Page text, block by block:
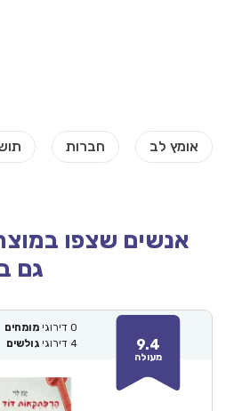
אנשים שצפו
גם
9.4
מעולה
0 דירוגי מומחים
4 דירוגי גולשים